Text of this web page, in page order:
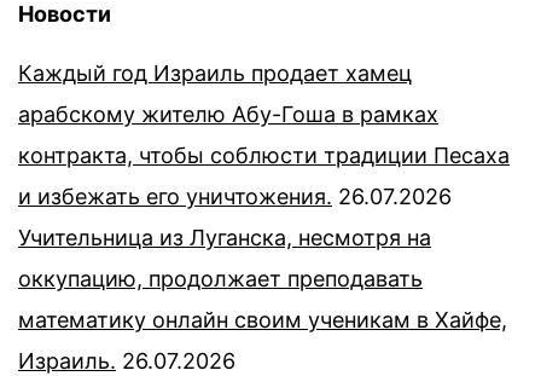
Новости
Каждый год Израиль продает хамец
арабскому жителю Абу-Гоша в рамках
контракта, чтобы соблюсти традиции Песаха
и избежать его уничтожения. 26.07.2026
Учительница из Луганска, несмотря на
оккупацию, продолжает преподавать
математику онлайн своим ученикам в Хайфе,
Израиль. 26.07.2026